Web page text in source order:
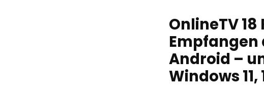
OnlineTV
Empfangen
Android –
Windows 11,